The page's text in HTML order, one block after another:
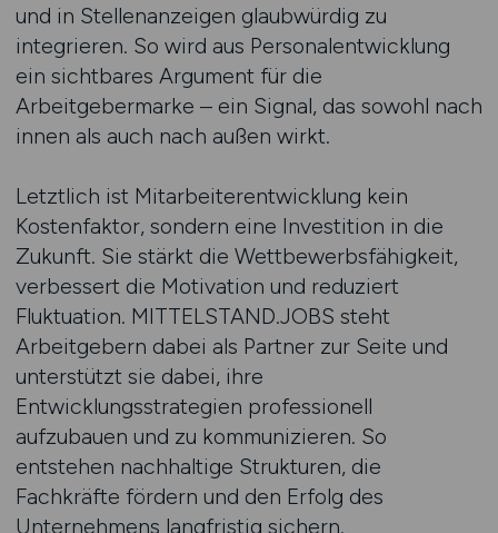
und in Stellenanzeigen glaubwürdig zu
integrieren. So wird aus Personalentwicklung
ein sichtbares Argument für die
Arbeitgebermarke – ein Signal, das sowohl nach
innen als auch nach außen wirkt.
Letztlich ist Mitarbeiterentwicklung kein
Kostenfaktor, sondern eine Investition in die
Zukunft. Sie stärkt die Wettbewerbsfähigkeit,
verbessert die Motivation und reduziert
Fluktuation. MITTELSTAND.JOBS steht
Arbeitgebern dabei als Partner zur Seite und
unterstützt sie dabei, ihre
Entwicklungsstrategien professionell
aufzubauen und zu kommunizieren. So
entstehen nachhaltige Strukturen, die
Fachkräfte fördern und den Erfolg des
Unternehmens langfristig sichern.